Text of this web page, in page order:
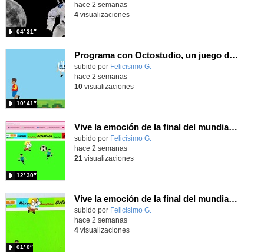
04′ 31″
hace 2 semanas
4visualizaciones
Programa con Octostudio, un juego de 4 personajes ganando la copa del mundo saltando y esquivando rivales.
Contenido educativo.
subido por Felicisimo G.
10′ 41″
hace 2 semanas
10visualizaciones
Vive la emoción de la final del mundial programando con Scratch, un juego de toques y esquivar contrarios
Contenido educativo.
subido por Felicisimo G.
12′ 30″
hace 2 semanas
21 visualizaciones
Vive la emoción de la final del mundial 2026, programando con Scratch un juego de toques.
Contenido educativo.
subido por Felicisimo G.
01′ 0″
hace 2 semanas
4visualizaciones